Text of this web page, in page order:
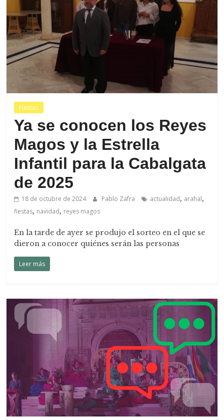
Arahal
Fiestas
Ya se conocen los Reyes
Magos y la Estrella
Infantil para la Cabalgata
de 2025
18 de octubre de 2024 Pablo Zafra actualidad, arahal,
fiestas, navidad, reyes magos
En la tarde de ayer se produjo el sorteo en el que se
dieron a conocer quiénes serán las personas
Leer más